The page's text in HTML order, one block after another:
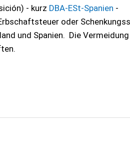
- kurz DBA-ESt-Spanien -
oder
und Spanien. Die